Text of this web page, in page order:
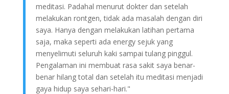
meditasi. Padahal menurut dokter dan setelah
melakukan rontgen, tidak ada masalah dengan diri
saya. Hanya dengan melakukan latihan pertama
saja, maka seperti ada energy sejuk yang
menyelimuti seluruh kaki sampai tulang pinggul.
Pengalaman ini membuat rasa sakit saya benar-
benar hilang total dan setelah itu meditasi menjadi
gaya hidup saya sehari-hari."